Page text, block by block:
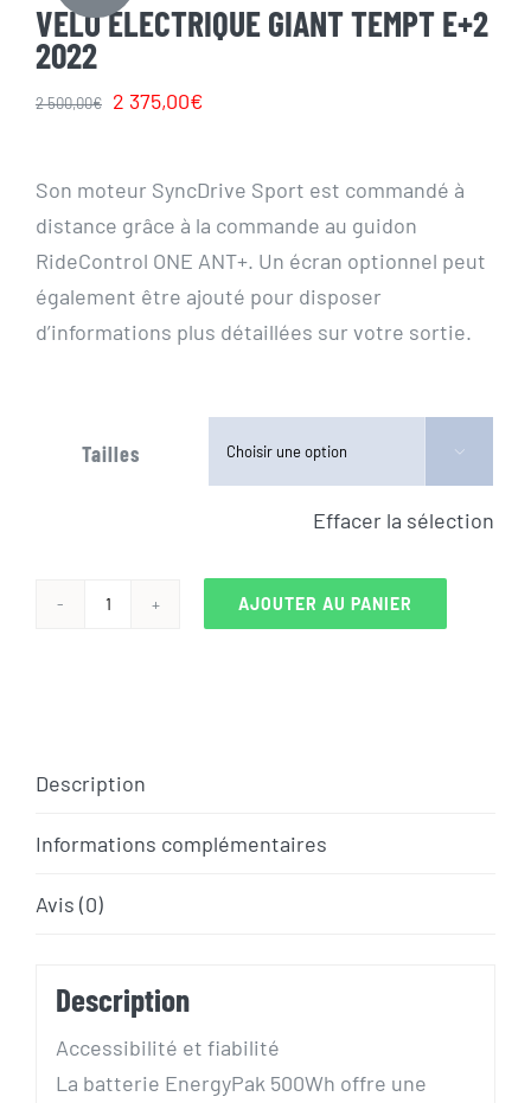
VELO ELECTRIQUE GIANT TEMPT E+2
2022
2 500,00€
Le
était :
2
500,00€.
2 375,00€Le
est :
2
375,00€.
Son moteur SyncDrive Sport est commandé à
distance grâce à la commande au guidon
RideControl ONE ANT+. Un écran optionnel peut
également être ajouté pour disposer
d’informations plus détaillées sur votre sortie.
Tailles 
Effacer la sélection
TEMPT
E+2
AJOUTER AU PANIER
Description
Informations complémentaires
Avis (0)
Description
Accessibilité et fiabilité
La batterie EnergyPak 500Wh offre une